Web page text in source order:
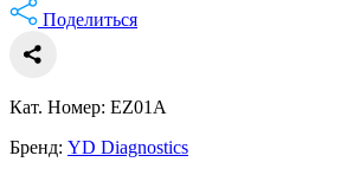
Поделиться
Кат. Номер: EZ01A
Бренд: YD Diagnostics